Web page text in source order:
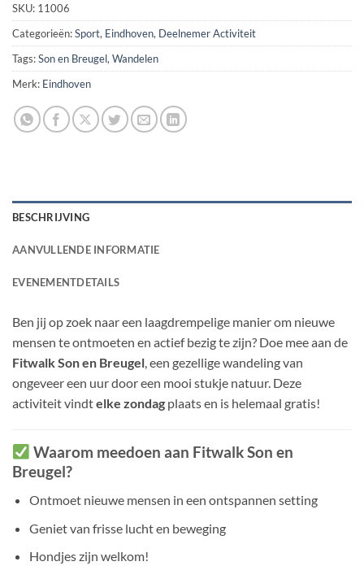
SKU: 11006
Categorieën:Sport, Eindhoven, Deelnemer Activiteit
Tags:Son en Breugel, Wandelen
Merk: Eindhoven
BESCHRIJVING
AANVULLENDE INFORMATIE
EVENEMENTDETAILS
Ben jij op zoek naar een laagdrempelige manier om nieuwe
mensen te ontmoeten en actief bezig te zijn? Doe mee aan de
Fitwalk Son en Breugel , een gezellige wandeling van
ongeveer een uur door een mooi stukje natuur. Deze
activiteit vindtelke zondag plaats en is helemaal gratis!
Waarom meedoen aan Fitwalk Son en
Breugel?
Ontmoet nieuwe mensen in een ontspannen setting
Geniet van frisse lucht en beweging
Hondjes zijn welkom!